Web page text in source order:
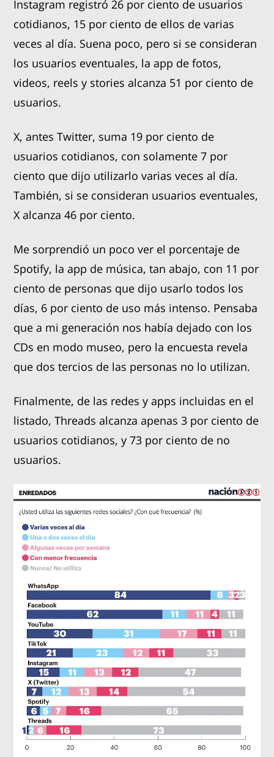
Instagram registró 26 por ciento de usuarios
cotidianos, 15 por ciento de ellos de varias
veces al día. Suena poco, pero si se consideran
los usuarios eventuales, la app de fotos,
videos, reels y stories alcanza 51 por ciento de
usuarios.
X, antes Twitter, suma 19 por ciento de
usuarios cotidianos, con solamente 7 por
ciento que dijo utilizarlo varias veces al día.
También, si se consideran usuarios eventuales,
X alcanza 46 por ciento.
Me sorprendió un poco ver el porcentaje de
Spotify, la app de música, tan abajo, con 11 por
ciento de personas que dijo usarlo todos los
días, 6 por ciento de uso más intenso. Pensaba
que a mi generación nos había dejado con los
CDs en modo museo, pero la encuesta revela
que dos tercios de las personas no lo utilizan.
Finalmente, de las redes y apps incluidas en el
listado, Threads alcanza apenas 3 por ciento de
usuarios cotidianos, y 73 por ciento de no
usuarios.